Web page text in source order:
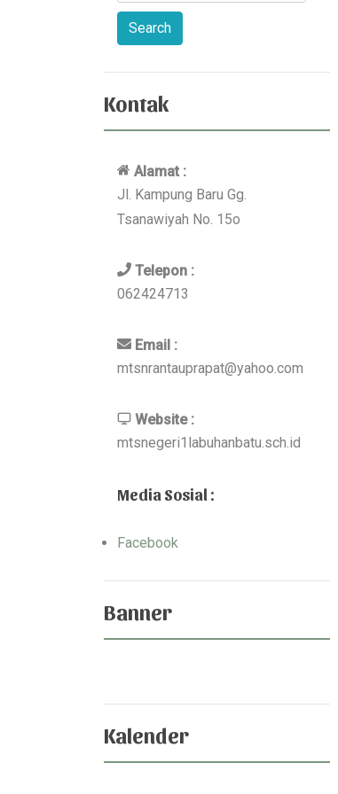
Kontak
Alamat :
Jl. Kampung Baru Gg.
Tsanawiyah No. 15o
Telepon :
062424713
Email :
mtsnrantauprapat@yahoo.com
Website :
mtsnegeri1labuhanbatu.sch.id
Media Sosial :
Facebook
Banner
Kalender